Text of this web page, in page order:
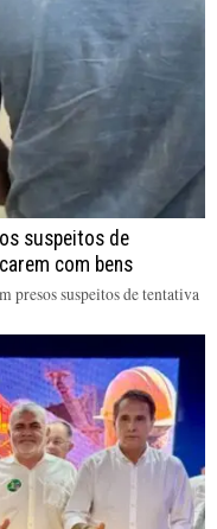
suspeitos de
com bens
presos suspeitos de tentativa